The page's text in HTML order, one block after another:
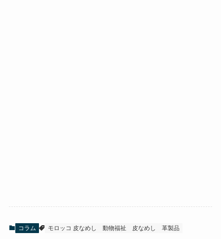
コラム モロッコ 皮なめし 動物福祉 皮なめし 革製品